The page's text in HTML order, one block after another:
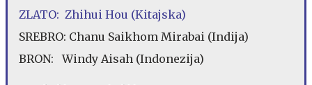
ZLATO: Zhihui Hou (Kitajska)
SREBRO: Chanu Saikhom Mirabai (Indija)
BRON: Windy Aisah (Indonezija)